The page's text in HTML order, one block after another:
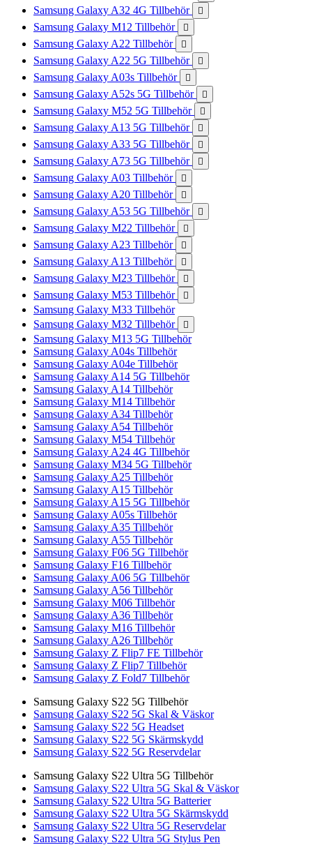
Samsung Galaxy A32 4G Tillbehör 
Samsung Galaxy M12 Tillbehör 
Samsung Galaxy A22 Tillbehör 
Samsung Galaxy A22 5G Tillbehör 
Samsung Galaxy A03s Tillbehör 
Samsung Galaxy A52s 5G Tillbehör 
Samsung Galaxy M52 5G Tillbehör 
Samsung Galaxy A13 5G Tillbehör 
Samsung Galaxy A33 5G Tillbehör 
Samsung Galaxy A73 5G Tillbehör 
Samsung Galaxy A03 Tillbehör 
Samsung Galaxy A20 Tillbehör 
Samsung Galaxy A53 5G Tillbehör 
Samsung Galaxy M22 Tillbehör 
Samsung Galaxy A23 Tillbehör 
Samsung Galaxy A13 Tillbehör 
Samsung Galaxy M23 Tillbehör 
Samsung Galaxy M53 Tillbehör 
Samsung Galaxy M33 Tillbehör
Samsung Galaxy M32 Tillbehör

Samsung Galaxy M13 5G Tillbehör
Samsung Galaxy A04s Tillbehör
Samsung Galaxy A04e Tillbehör
Samsung Galaxy A14 5G Tillbehör
Samsung Galaxy A14 Tillbehör
Samsung Galaxy M14 Tillbehör
Samsung Galaxy A34 Tillbehör
Samsung Galaxy A54 Tillbehör
Samsung Galaxy M54 Tillbehör
Samsung Galaxy A24 4G Tillbehör
Samsung Galaxy M34 5G Tillbehör
Samsung Galaxy A25 Tillbehör
Samsung Galaxy A15 Tillbehör
Samsung Galaxy A15 5G Tillbehör
Samsung Galaxy A05s Tillbehör
Samsung Galaxy A35 Tillbehör
Samsung Galaxy A55 Tillbehör
Samsung Galaxy F06 5G Tillbehör
Samsung Galaxy F16 Tillbehör
Samsung Galaxy A06 5G Tillbehör
Samsung Galaxy A56 Tillbehör
Samsung Galaxy M06 Tillbehör
Samsung Galaxy A36 Tillbehör
Samsung Galaxy M16 Tillbehör
Samsung Galaxy A26 Tillbehör
Samsung Galaxy Z Flip7 FE Tillbehör
Samsung Galaxy Z Flip7 Tillbehör
Samsung Galaxy Z Fold7 Tillbehör
Samsung Galaxy S22 5G Tillbehör
Samsung Galaxy S22 5G Skal & Väskor
Samsung Galaxy S22 5G Headset
Samsung Galaxy S22 5G Skärmskydd
Samsung Galaxy S22 5G Reservdelar
Samsung Galaxy S22 Ultra 5G Tillbehör
Samsung Galaxy S22 Ultra 5G Skal & Väskor
Samsung Galaxy S22 Ultra 5G Batterier
Samsung Galaxy S22 Ultra 5G Skärmskydd
Samsung Galaxy S22 Ultra 5G Reservdelar
Samsung Galaxy S22 Ultra 5G Stylus Pen